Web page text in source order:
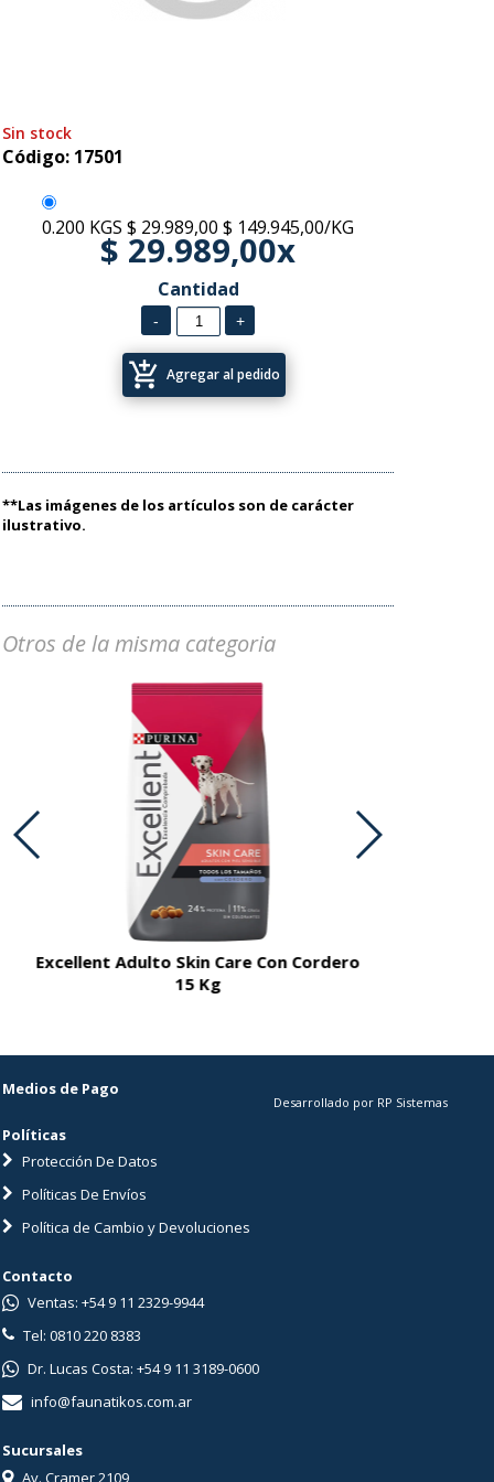
Sin stock
Código: 17501
0.200 KGS $ 29.989,00 $ 149.945,00/KG
$ 29.989,00x
Cantidad
add_shopping_cart Agregar al pedido
**Las imágenes de los artículos son de carácter
ilustrativo.
Otros de la misma categoria
Excellent Adulto Skin Care Con Cordero
15 Kg
Medios de Pago
Políticas
Protección De Datos
Políticas De Envíos
Política de Cambio y Devoluciones
Desarrollado por RP Sistemas
Contacto
Ventas: +54 9 11 2329-9944
Tel: 0810 220 8383
Dr. Lucas Costa: +54 9 11 3189-0600
info@faunatikos.com.ar
Sucursales
Av. Cramer 2109